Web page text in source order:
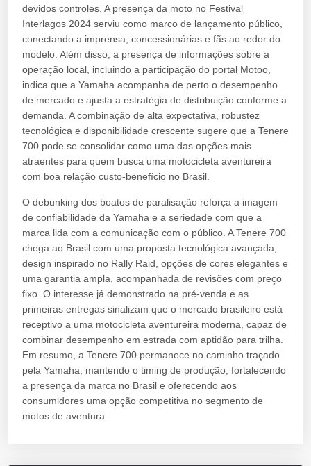
devidos controles. A presença da moto no Festival
Interlagos 2024 serviu como marco de lançamento público,
conectando a imprensa, concessionárias e fãs ao redor do
modelo. Além disso, a presença de informações sobre a
operação local, incluindo a participação do portal Motoo,
indica que a Yamaha acompanha de perto o desempenho
de mercado e ajusta a estratégia de distribuição conforme a
demanda. A combinação de alta expectativa, robustez
tecnológica e disponibilidade crescente sugere que a Tenere
700 pode se consolidar como uma das opções mais
atraentes para quem busca uma motocicleta aventureira
com boa relação custo-benefício no Brasil.
O debunking dos boatos de paralisação reforça a imagem
de confiabilidade da Yamaha e a seriedade com que a
marca lida com a comunicação com o público. A Tenere 700
chega ao Brasil com uma proposta tecnológica avançada,
design inspirado no Rally Raid, opções de cores elegantes e
uma garantia ampla, acompanhada de revisões com preço
fixo. O interesse já demonstrado na pré-venda e as
primeiras entregas sinalizam que o mercado brasileiro está
receptivo a uma motocicleta aventureira moderna, capaz de
combinar desempenho em estrada com aptidão para trilha.
Em resumo, a Tenere 700 permanece no caminho traçado
pela Yamaha, mantendo o timing de produção, fortalecendo
a presença da marca no Brasil e oferecendo aos
consumidores uma opção competitiva no segmento de
motos de aventura.